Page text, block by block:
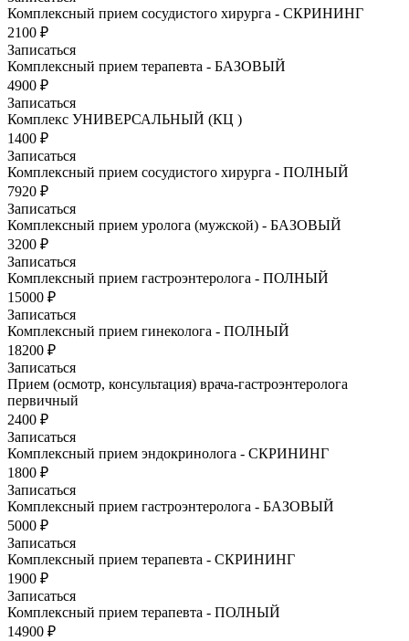
Комплексный прием сосудистого хирурга - СКРИНИНГ
2100 ₽
Записаться
Комплексный прием терапевта - БАЗОВЫЙ
4900 ₽
Записаться
Комплекс УНИВЕРСАЛЬНЫЙ (КЦ )
1400 ₽
Записаться
Комплексный прием сосудистого хирурга - ПОЛНЫЙ
7920 ₽
Записаться
Комплексный прием уролога (мужской) - БАЗОВЫЙ
3200 ₽
Записаться
Комплексный прием гастроэнтеролога - ПОЛНЫЙ
15000 ₽
Записаться
Комплексный прием гинеколога - ПОЛНЫЙ
18200 ₽
Записаться
Прием (осмотр, консультация) врача-гастроэнтеролога
первичный
2400 ₽
Записаться
Комплексный прием эндокринолога - СКРИНИНГ
1800 ₽
Записаться
Комплексный прием гастроэнтеролога - БАЗОВЫЙ
5000 ₽
Записаться
Комплексный прием терапевта - СКРИНИНГ
1900 ₽
Записаться
Комплексный прием терапевта - ПОЛНЫЙ
14900 ₽